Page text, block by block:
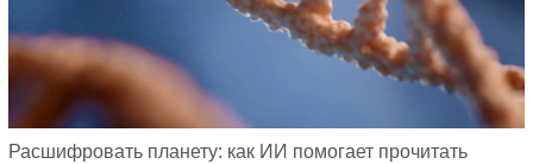
Расшифровать планету: как ИИ помогает прочитать